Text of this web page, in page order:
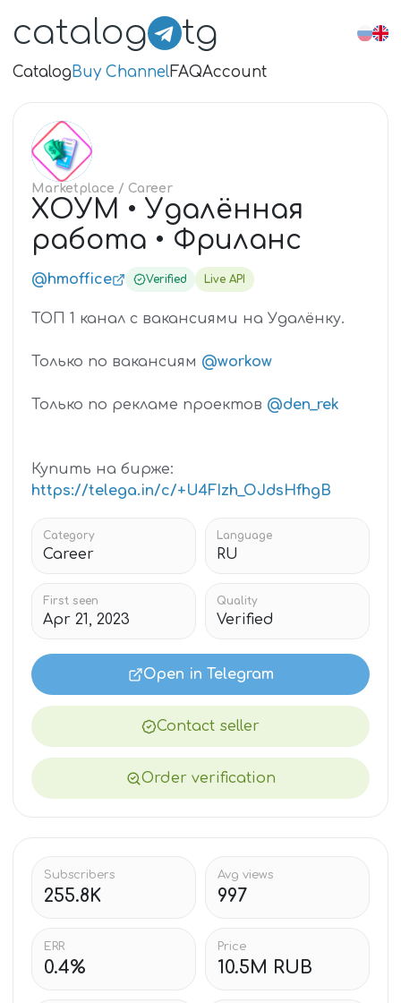
catalog tg
CatalogBuy ChannelFAQAccount
ХО
Marketplace / Career
ХОУМ • Удалённая
работа • Фриланс
@hmoffice Verified Live API
ТОП 1 канал с вакансиями на Удалёнку.
Только по вакансиям @workow
Только по рекламе проектов @den_rek
Купить на бирже:
https://telega.in/c/+U4FIzh_OJdsHfhgB
Category
Career
Language
RU
First seen
Apr 21, 2023
Quality
Verified
Open in Telegram
Contact seller
Order verification
Subscribers
255.8K
Avg views
997
ERR
0.4%
Price
10.5M RUB